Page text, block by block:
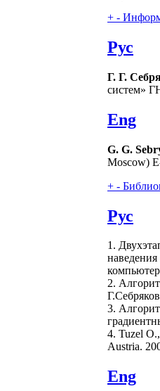
+ -
Рус
Г. Г.
систем»
Eng
G. G.
Moscow)
+ -
Рус
1.
2.
3.
4. Tuzel
Austria.
Eng